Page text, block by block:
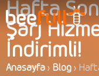
Hafta
Şarj
İndirimli!
Anasayfa › Blog ›